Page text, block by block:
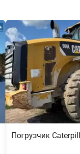
Погрузчик